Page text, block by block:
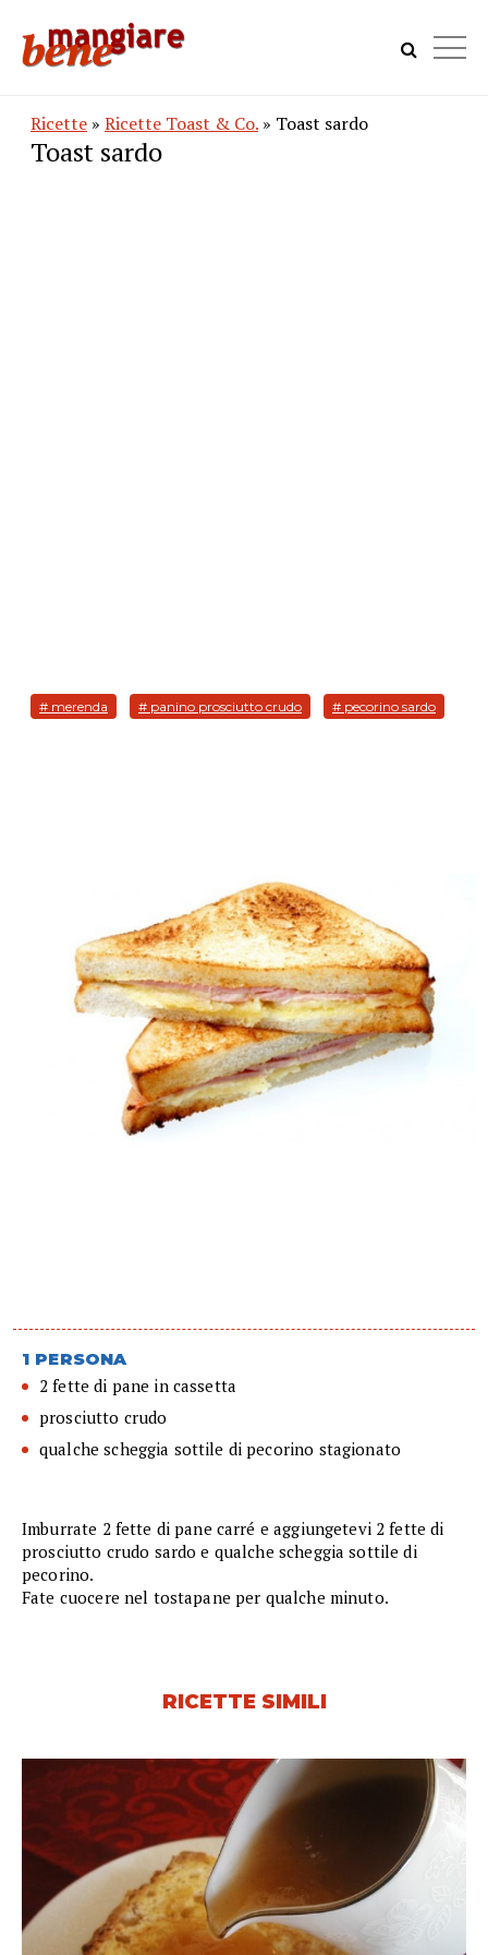
Ricette » Ricette Toast & Co. » Toast sardo
Toast sardo
# merenda # panino prosciutto crudo # pecorino sardo
1 PERSONA
2 fette di pane in cassetta
prosciutto crudo
qualche scheggia sottile di pecorino stagionato
Imburrate 2 fette di pane carré e aggiungetevi 2 fette di
prosciutto crudo sardo e qualche scheggia sottile di
pecorino.
Fate cuocere nel tostapane per qualche minuto.
RICETTE SIMILI